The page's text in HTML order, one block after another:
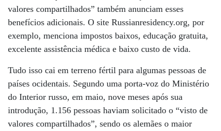
valores compartilhados” também anunciam esses
benefícios adicionais. O site Russianresidency.org, por
exemplo, menciona impostos baixos, educação gratuita,
excelente assistência médica e baixo custo de vida.
Tudo isso cai em terreno fértil para algumas pessoas de
países ocidentais. Segundo uma porta-voz do Ministério
do Interior russo, em maio, nove meses após sua
introdução, 1.156 pessoas haviam solicitado o “visto de
valores compartilhados”, sendo os alemães o maior